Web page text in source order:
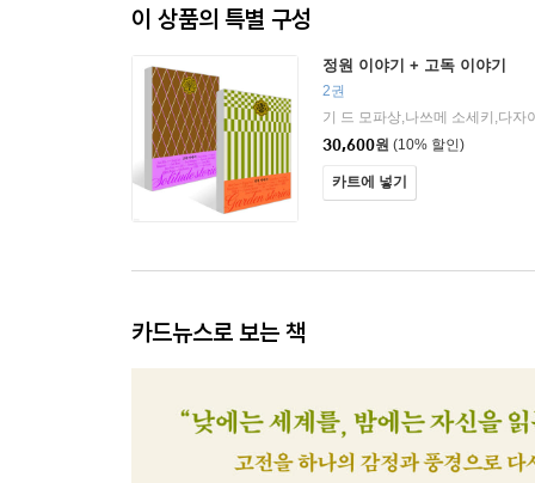
이 상품의 특별 구성
정원 이야기 + 고독 이야기
2권
30,600원 (10% 할인)
카트에 넣기
카드뉴스로 보는 책